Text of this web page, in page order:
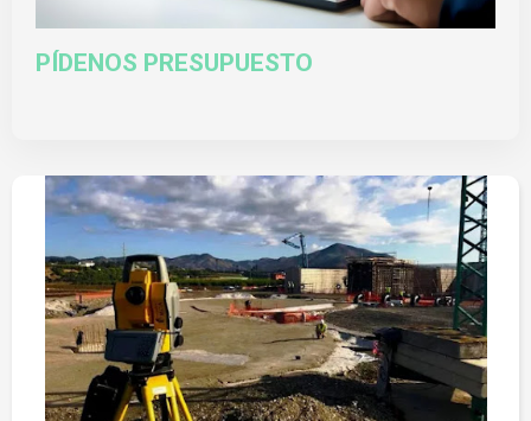
PÍDENOS PRESUPUESTO